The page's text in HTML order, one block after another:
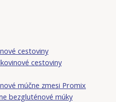
cestoviny
cestoviny
múčne zmesi Promix
bezgluténové múky